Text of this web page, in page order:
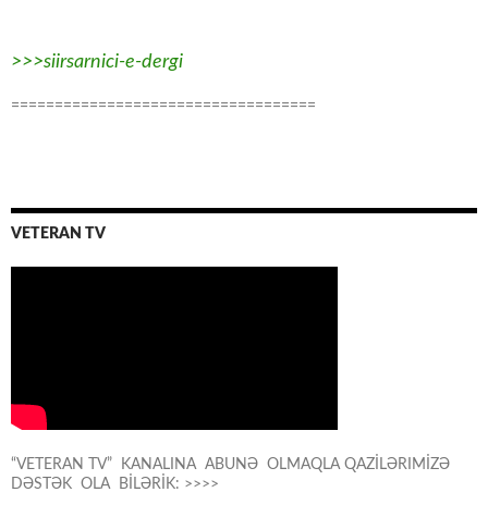
>>>siirsarnici-e-dergi
===================================
VETERAN TV
“VETERAN TV” KANALINA ABUNƏ OLMAQLA QAZİLƏRIMİZƏ
DƏSTƏK OLA BİLƏRİK: >>>>